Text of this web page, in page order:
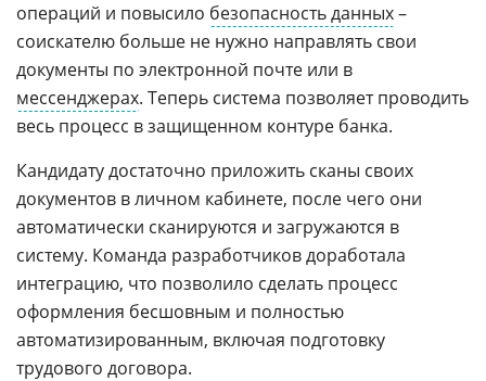
операций и повысило безопасность данных–
соискателю больше не нужно направлять свои
документы по электронной почте или в
мессенджерах. Теперь система позволяет проводить
весь процесс в защищенном контуре банка.
Кандидату достаточно приложить сканы своих
документов в личном кабинете, после чего они
автоматически сканируются и загружаются в
систему. Команда разработчиков доработала
интеграцию, что позволило сделать процесс
оформления бесшовным и полностью
автоматизированным, включая подготовку
трудового договора.